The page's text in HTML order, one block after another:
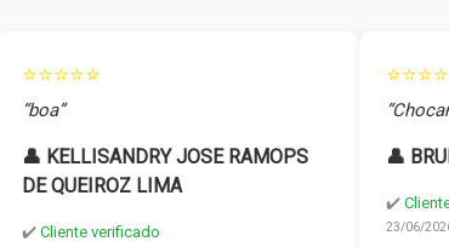
⭐⭐⭐⭐⭐
“boa”
👤 KELLISANDRY JOSE RAMOPS
DE QUEIROZ LIMA
✔️ Cliente verificado
👤
✔️
23/06/